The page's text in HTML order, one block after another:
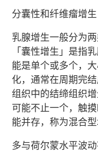
分囊性和纤维瘤增生
乳腺增生一般分为
「囊性增生」是指
能是单个或多个，
化，通常在周期完
组织中的结缔组织
可能不止一个，触
能并存，称为混合型
多与荷尔蒙水平波